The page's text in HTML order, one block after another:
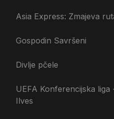
Asia Express: Zmajeva
Gospodin Savršeni
Divlje pčele
UEFA Konferencijska
Ilves